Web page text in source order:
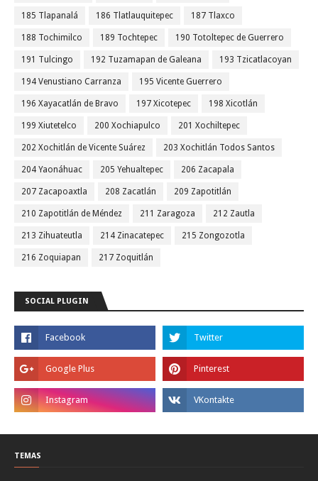
185 Tlapanalá 186 Tlatlauquitepec 187 Tlaxco
188 Tochimilco 189 Tochtepec 190 Totoltepec de Guerrero
191 Tulcingo 192 Tuzamapan de Galeana 193 Tzicatlacoyan
194 Venustiano Carranza 195 Vicente Guerrero
196 Xayacatlán de Bravo 197 Xicotepec 198 Xicotlán
199 Xiutetelco 200 Xochiapulco 201 Xochiltepec
202 Xochitlán de Vicente Suárez 203 Xochitlán Todos Santos
204 Yaonáhuac 205 Yehualtepec 206 Zacapala
207 Zacapoaxtla 208 Zacatlán 209 Zapotitlán
210 Zapotitlán de Méndez 211 Zaragoza 212 Zautla
213 Zihuateutla 214 Zinacatepec 215 Zongozotla
216 Zoquiapan 217 Zoquitlán
SOCIAL PLUGIN
TEMAS